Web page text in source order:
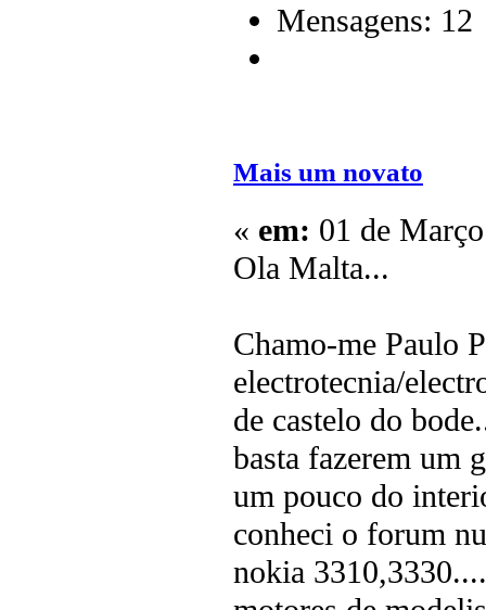
Mensagens: 12
Mais um novato
« em: 01 de
Ola Malta...
Chamo-me Paulo
electrotecnia/
de castelo do
basta fazerem um
um pouco do
conheci o forum
nokia